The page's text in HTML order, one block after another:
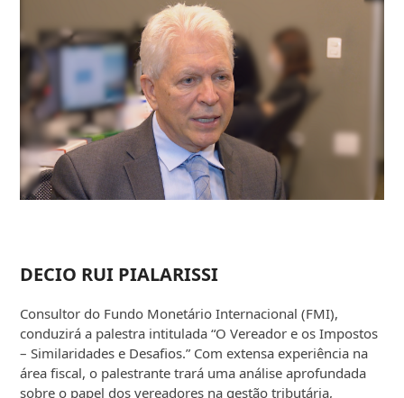
DECIO RUI PIALARISSI
Consultor do Fundo Monetário Internacional (FMI),
conduzirá a palestra intitulada “O Vereador e os Impostos
– Similaridades e Desafios.” Com extensa experiência na
área fiscal, o palestrante trará uma análise aprofundada
sobre o papel dos vereadores na gestão tributária,